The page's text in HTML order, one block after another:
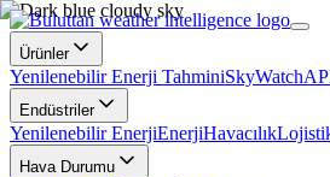
Ürünler
Yenilenebilir Enerji TahminiSkyWatch
Endüstriler
Yenilenebilir EnerjiEnerjiHavacılık
Hava Durumu